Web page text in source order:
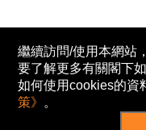
繼續訪問/使用本網站
要了解更多有關閣下
如何使用cookies的資
策》 。